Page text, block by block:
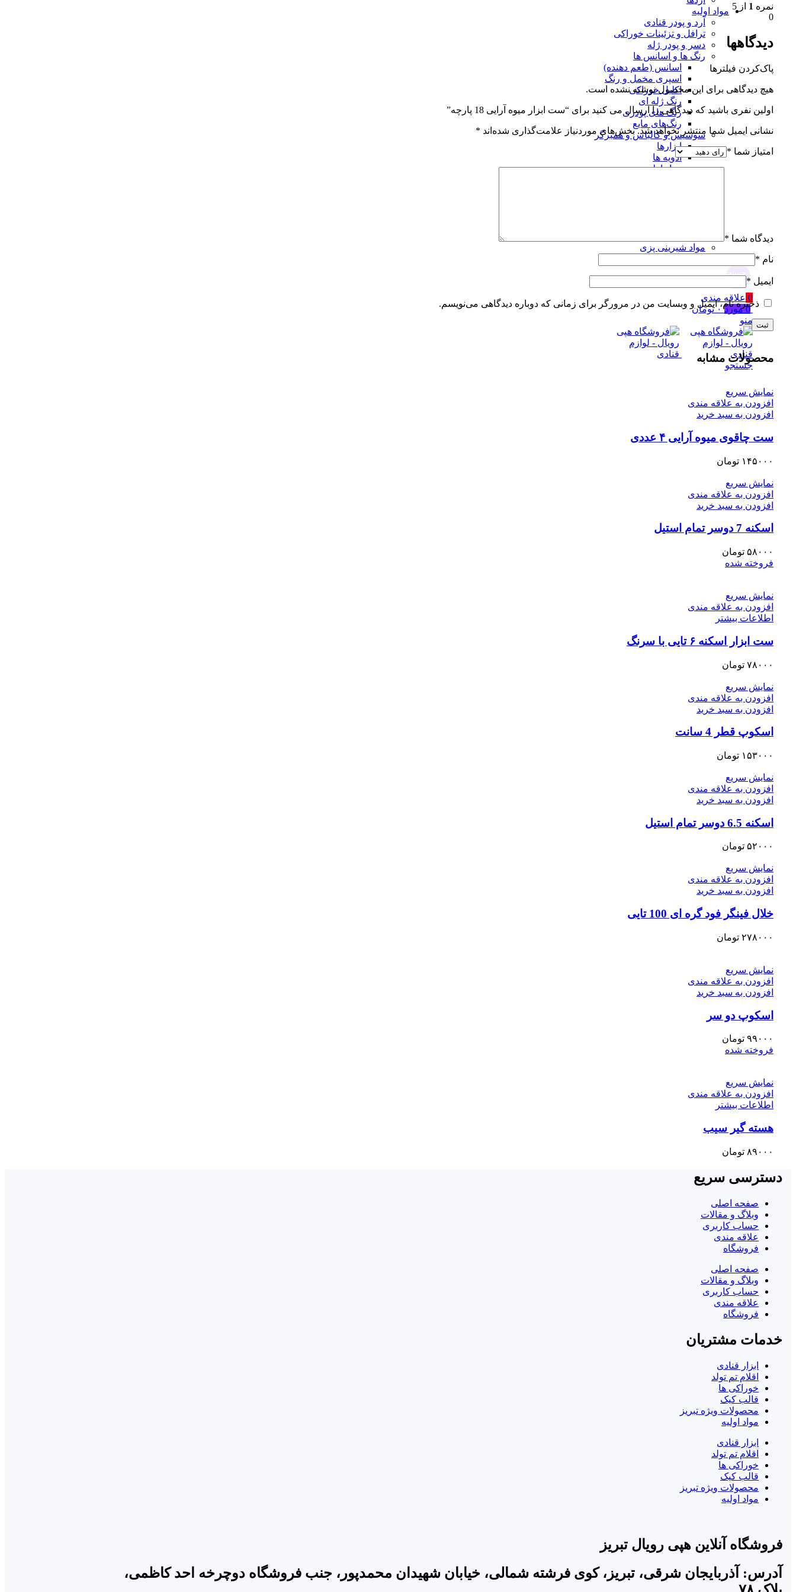
مواد اولیه
آرد و پودر قنادی
ترافل و تزئینات خوراکی
دسر و پودر ژله
رنگ ها و اسانس ها
اسانس (طعم دهنده)
اسپری مخمل و رنگ
اکلیل خوراکی
رنگ ژله ای
رنگ های پودری
رنگ‌های مایع
سوسیس و کالباس و همبرگر
ابزارها
ادویه ها
مواد اولیه
مواد شیرینی پزی
0 علاقه مندی
0 مورد ۰ تومان
منو
جستجو
نمره 1 از 5
0
دیدگاهها
پاک‌کردن فیلترها
هیچ دیدگاهی برای این محصول نوشته نشده است.
اولین نفری باشید که دیدگاهی را ارسال می کنید برای “ست ابزار میوه آرایی 18 پارچه”
نشانی ایمیل شما منتشر نخواهد شد. بخش‌های موردنیاز علامت‌گذاری شده‌اند *
امتیاز شما *
دیدگاه شما *
نام *
ایمیل *
ذخیره نام، ایمیل و وبسایت من در مرورگر برای زمانی که دوباره دیدگاهی می‌نویسم.
محصولات مشابه
نمایش سریع
افزودن به علاقه مندی
افزودن به سبد خرید
ست چاقوی میوه آرایی ۴ عددی
۱۴۵۰۰۰ تومان
نمایش سریع
افزودن به علاقه مندی
افزودن به سبد خرید
اسکنه 7 دوسر تمام استیل
۵۸۰۰۰ تومان
فروخته شده
نمایش سریع
افزودن به علاقه مندی
اطلاعات بیشتر
ست ابزار اسکنه ۶ تایی با سرنگ
۷۸۰۰۰ تومان
نمایش سریع
افزودن به علاقه مندی
افزودن به سبد خرید
اسکوپ قطر 4 سانت
۱۵۳۰۰۰ تومان
نمایش سریع
افزودن به علاقه مندی
افزودن به سبد خرید
اسکنه 6.5 دوسر تمام استیل
۵۲۰۰۰ تومان
نمایش سریع
افزودن به علاقه مندی
افزودن به سبد خرید
خلال فینگر فود گره ای 100 تایی
۲۷۸۰۰۰ تومان
نمایش سریع
افزودن به علاقه مندی
افزودن به سبد خرید
اسکوپ دو سر
۹۹۰۰۰ تومان
فروخته شده
نمایش سریع
افزودن به علاقه مندی
اطلاعات بیشتر
هسته گیر سیب
۸۹۰۰۰ تومان
دسترسی سریع
صفحه اصلی
وبلاگ و مقالات
حساب کاربری
علاقه مندی
فروشگاه
صفحه اصلی
وبلاگ و مقالات
حساب کاربری
علاقه مندی
فروشگاه
خدمات مشتریان
ابزار قنادی
اقلام تم تولد
خوراکی ها
قالب کیک
محصولات ویژه تبریز
مواد اولیه
ابزار قنادی
اقلام تم تولد
خوراکی ها
قالب کیک
محصولات ویژه تبریز
مواد اولیه
فروشگاه آنلاین هپی رویال تبریز
آدرس: آذربایجان شرقی، تبریز، کوی فرشته شمالی، خیابان شهیدان محمدپور، جنب فروشگاه دوچرخه احد کاظمی،